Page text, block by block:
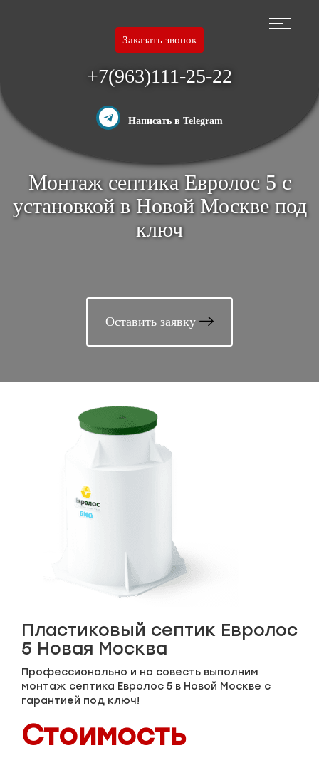
Заказать звонок
+7(963)111-25-22
Написать в Telegram
Монтаж септика Евролос 5 с
установкой в Новой Москве под
ключ
Оставить заявку
Пластиковый септик Евролос
5 Новая Москва
Профессионально и на совесть выполним
монтаж септика Евролос 5 в Новой Москве с
гарантией под ключ!
Стоимость